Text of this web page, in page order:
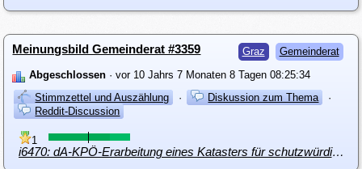
Graz Gemeinderat
Meinungsbild Gemeinderat #3359
Abgeschlossen · vor 10 Jahrs 7 Monaten 8 Tagen 08:25:34
Stimmzettel und Auszählung
· Diskussion zum Thema
·
Reddit-Discussion
1
i6470: dA-KPÖ-Erarbeitung eines Katasters für schutzwürdige Bauwerke und Flächen - Altstadtschutzkataster